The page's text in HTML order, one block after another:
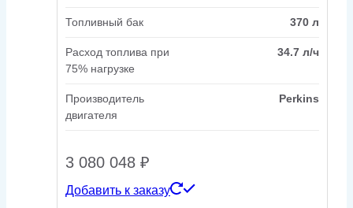
Топливный бак 370 л
Расход топлива при
75% нагрузке
34.7 л/ч
Производитель
двигателя
Perkins
3 080 048 ₽
Добавить к заказу